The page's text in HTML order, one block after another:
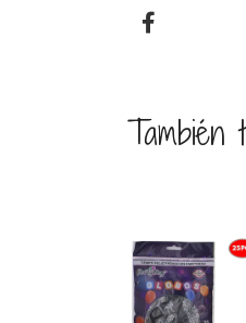
También